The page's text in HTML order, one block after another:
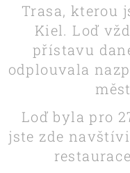
Trasa, kterou
Kiel. Loď
přístavu
odplouvala
Loď byla pro
jste zde